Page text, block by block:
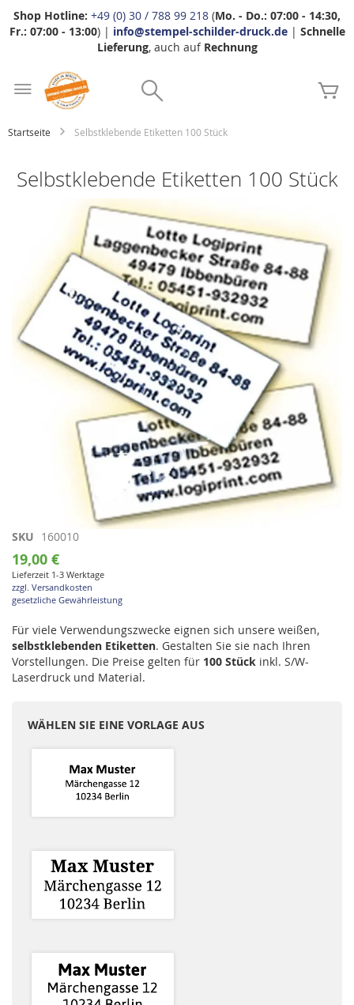
Shop Hotline: +49 (0) 30 / 788 99 218 (Mo. - Do.: 07:00 - 14:30,
Fr.: 07:00 - 13:00) | info@stempel-schilder-druck.de| Schnelle
Lieferung, auch auf Rechnung
Startseite Selbstklebende Etiketten 100 Stück
Selbstklebende Etiketten 100 Stück
Bildgalerie
springen
Zum
Anfang
der
Bildgalerie
springen
SKU 160010
19,00 €
Lieferzeit 1-3 Werktage
zzgl. Versandkosten
gesetzliche Gewährleistung
Für viele Verwendungszwecke eignen sich unsere weißen,
selbstklebenden Etiketten. Gestalten Sie sie nach Ihren
Vorstellungen. Die Preise gelten für 100 Stück inkl. S/W-
Laserdruck und Material.
WÄHLEN SIE EINE VORLAGE AUS